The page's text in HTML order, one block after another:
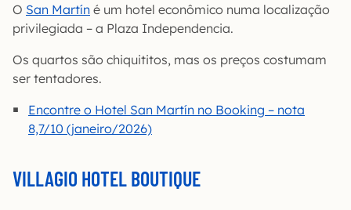
O San Martín é um hotel econômico numa localização
privilegiada – a Plaza Independencia.
Os quartos são chiquititos, mas os preços costumam
ser tentadores.
Encontre o Hotel San Martín no Booking – nota
8,7/10 (janeiro/2026)
VILLAGIO HOTEL BOUTIQUE